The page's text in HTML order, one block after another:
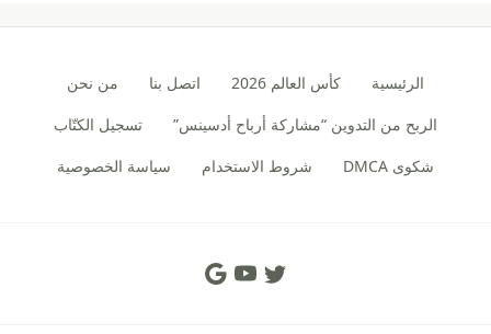
الرئيسية كأس العالم 2026 اتصل بنا
من نحن
الربح من التدوين “مشاركة أرباح أدسينس”
تسجيل الكتّاب
شكوى DMCA
شروط الاستخدام سياسة الخصوصية
Social Links